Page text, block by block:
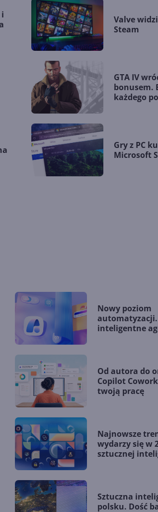
Valve
Steam
GTA IV
bonusem.
każdego
Gry z PC
Microsoft
Nowy poziom
automatyzacji.
inteligentne
Od autora do
Copilot
twoją pracę
Najnowsze
wydarzy się w
sztucznej
Sztuczna
polsku. Dość